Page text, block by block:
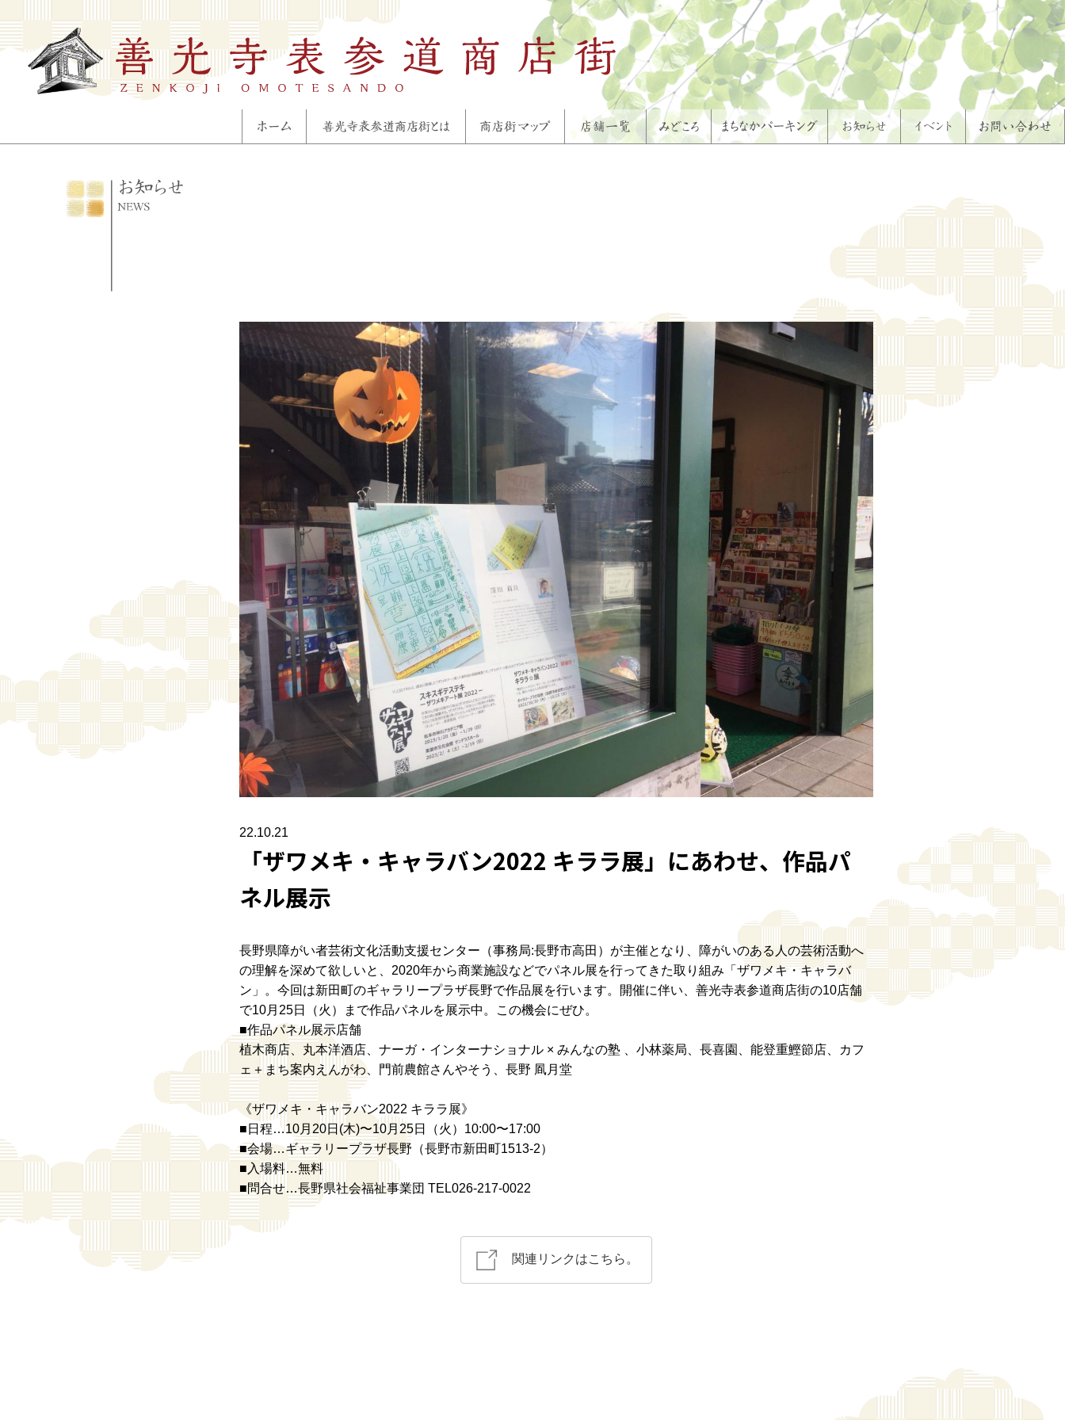
22.10.21
「ザワメキ・キャラバン2022 キララ展」にあわせ、作品パ
ネル展示
長野県障がい者芸術文化活動支援センター（事務局:長野市高田）が主催となり、障がいのある人の芸術活動へ
の理解を深めて欲しいと、2020年から商業施設などでパネル展を行ってきた取り組み「ザワメキ・キャラバ
ン」。今回は新田町のギャラリープラザ長野で作品展を行います。開催に伴い、善光寺表参道商店街の10店舗
で10月25日（火）まで作品パネルを展示中。この機会にぜひ。
■作品パネル展示店舗
植木商店、丸本洋酒店、ナーガ・インターナショナル × みんなの塾 、小林薬局、長喜園、能登重鰹節店、カフ
ェ＋まち案内えんがわ、門前農館さんやそう、長野 凮月堂
《ザワメキ・キャラバン2022 キララ展》
■日程…10月20日(木)〜10月25日（火）10:00〜17:00
■会場…ギャラリープラザ長野（長野市新田町1513-2）
■入場料…無料
■問合せ…長野県社会福祉事業団 TEL026-217-0022
関連リンクはこちら。